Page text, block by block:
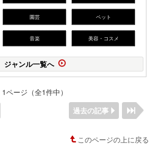
園芸 ペット
音楽 美容・コスメ
ジャンル一覧へ
1ページ（全1件中）
過去の記事
このページの上に戻る